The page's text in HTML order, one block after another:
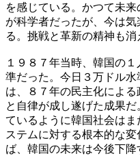
を感じている。かつて未
が科学者だったが、今は
る。挑戦と革新の精神も消
１９８７年当時、韓国の
準だった。今日３万ドル
は、８７年の民主化によ
と自律が成し遂げた成果
ているように韓国社会は
ステムに対する根本的な
ば、韓国の未来は今後下